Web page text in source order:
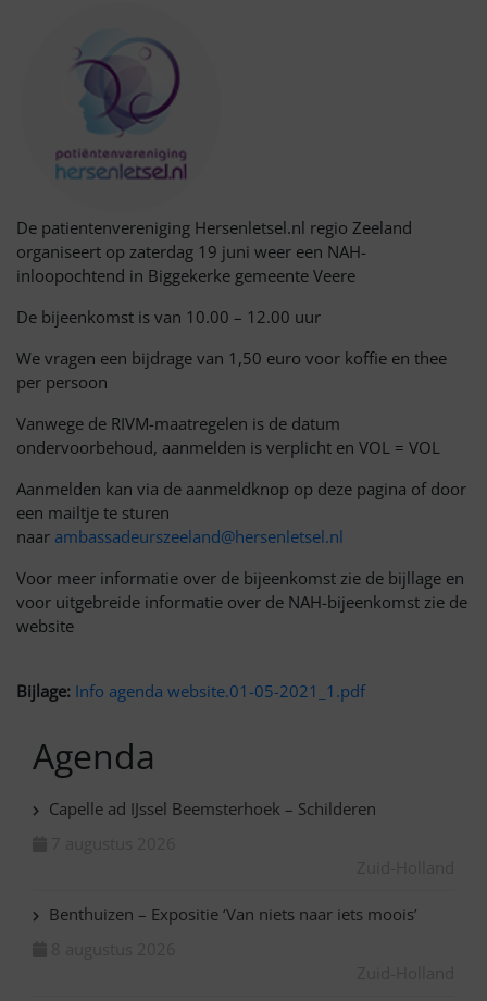
De patientenvereniging Hersenletsel.nl regio Zeeland
organiseert op zaterdag 19 juni weer een NAH-
inloopochtend in Biggekerke gemeente Veere
De bijeenkomst is van 10.00 – 12.00 uur
We vragen een bijdrage van 1,50 euro voor koffie en thee
per persoon
Vanwege de RIVM-maatregelen is de datum
ondervoorbehoud, aanmelden is verplicht en VOL = VOL
Aanmelden kan via de aanmeldknop op deze pagina of door
een mailtje te sturen
naar ambassadeurszeeland@hersenletsel.nl
Voor meer informatie over de bijeenkomst zie de bijllage en
voor uitgebreide informatie over de NAH-bijeenkomst zie de
website
Bijlage: Info agenda website.01-05-2021_1.pdf
Agenda
Capelle ad IJssel Beemsterhoek – Schilderen
Benthuizen – Expositie ‘Van niets naar iets moois’